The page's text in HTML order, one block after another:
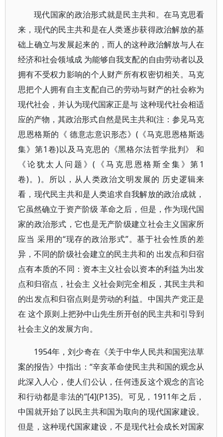
现代国家的政治形式就是民主共和。在马克思看
来，现代的民主共和是在人类逐步获得政治解放的基
础上确立与发展起来的，而人的这种政治解放与人在
经济和社会领域成 为能够自我支配的自由劳动者以及
拥有不受权力影响的个人财产所有权密切相关。马克
思把个人拥有自主支配自己的劳动与财产的社会称为
现代社会，并认为现代国家正是与 这种现代社会相适
应的产物，其政治形式自然是民主共和(注：参见马克
思恩格斯的《 德意志意识形态》(《马克思恩格斯选
集》第1卷)以及马克思的《黑格尔法哲学批判》 和
《论犹太人问题》(《马克思恩格斯全集》第1
卷)。)。所以，从人类政治文明发展的 历史逻辑来
看，现代民主共和是人类追求自我解放的政治成就，
它虽然确立于资产阶级 革命之后，但是，作为现代国
家的政治形式，它也是无产阶级建立社会主义国家所
应当 采用的“现存的政治形式”。基于社会性质的差
异，不同的阶级社会建立的民主共和的 出发点和归宿
点有本质的不同：资本主义社会以资本的利益为出发
点和归宿点，社会主 义社会则完全相反，其民主共和
的出发点和归宿点则是劳动的利益。中国共产党正是
在 这个原则上把孙中山先生所开创的民主共和引导到
社会主义的发展方向。
1954年，刘少奇在《关于中华人民共和国宪法草
案的报告》中指出：“辛亥革命使民主共和国的观念从
此深入人心，使人们公认，任何违反这个观念的言论
和行动都是非法的”[4](P135)。可见，1911年之后，
中国就开始了以民主共和国为取向的现代国家建设。
但是，这种现代国家建设，不是现代社会成长对国家